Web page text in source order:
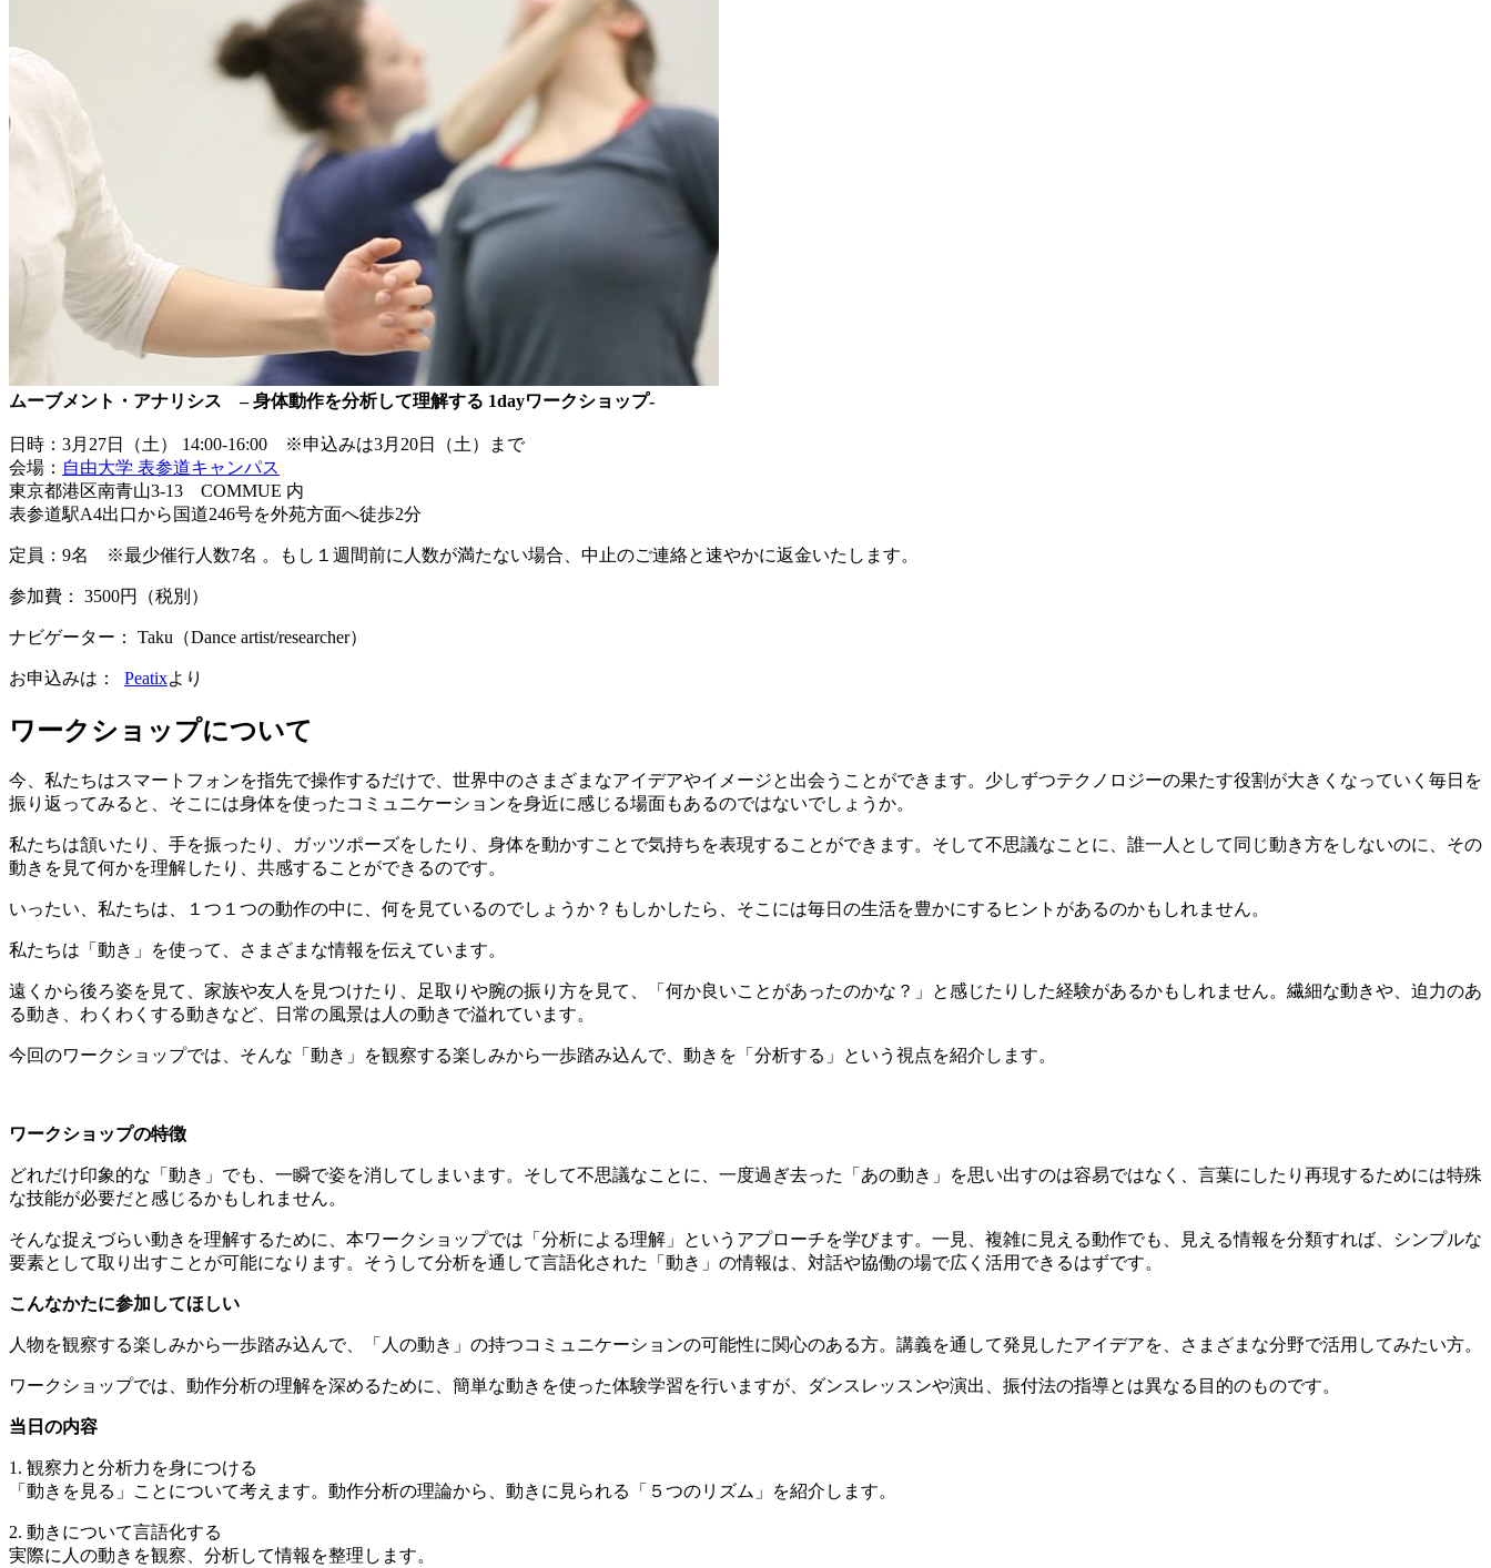
ムーブメント・アナリシス– 身体動作を分析して理解する 1dayワークショップ-
日時：3月27日（土） 14:00-16:00 ※申込みは3月20日（土）まで
会場： 自由大学 表参道キャンパス
東京都港区南青山3-13 COMMUE 内
表参道駅A4出口から国道246号を外苑方面へ徒歩2分
定員：9名 ※最少催行人数7名 。もし１週間前に人数が満たない場合、中止のご連絡と速やかに返金いたします。
参加費： 3500円（税別）
ナビゲーター： Taku（Dance artist/researcher）
お申込みは： Peatixより
ワークショップについて
今、私たちはスマートフォンを指先で操作するだけで、世界中のさまざまなアイデアやイメージと出会うことができます。少しずつテクノロジーの果たす役割が大きくなっていく毎日を
振り返ってみると、そこには身体を使ったコミュニケーションを身近に感じる場面もあるのではないでしょうか。
私たちは頷いたり、手を振ったり、ガッツポーズをしたり、身体を動かすことで気持ちを表現することができます。そして不思議なことに、誰一人として同じ動き方をしないのに、その
動きを見て何かを理解したり、共感することができるのです。
いったい、私たちは、１つ１つの動作の中に、何を見ているのでしょうか？もしかしたら、そこには毎日の生活を豊かにするヒントがあるのかもしれません。
私たちは「動き」を使って、さまざまな情報を伝えています。
遠くから後ろ姿を見て、家族や友人を見つけたり、足取りや腕の振り方を見て、「何か良いことがあったのかな？」と感じたりした経験があるかもしれません。繊細な動きや、迫力のあ
る動き、わくわくする動きなど、日常の風景は人の動きで溢れています。
今回のワークショップでは、そんな「動き」を観察する楽しみから一歩踏み込んで、動きを「分析する」という視点を紹介します。
ワークショップの特徴
どれだけ印象的な「動き」でも、一瞬で姿を消してしまいます。そして不思議なことに、一度過ぎ去った「あの動き」を思い出すのは容易ではなく、言葉にしたり再現するためには特殊
な技能が必要だと感じるかもしれません。
そんな捉えづらい動きを理解するために、本ワークショップでは「分析による理解」というアプローチを学びます。一見、複雑に見える動作でも、見える情報を分類すれば、シンプルな
要素として取り出すことが可能になります。そうして分析を通して言語化された「動き」の情報は、対話や協働の場で広く活用できるはずです。
こんなかたに参加してほしい
人物を観察する楽しみから一歩踏み込んで、「人の動き」の持つコミュニケーションの可能性に関心のある方。講義を通して発見したアイデアを、さまざまな分野で活用してみたい方。
ワークショップでは、動作分析の理解を深めるために、簡単な動きを使った体験学習を行いますが、ダンスレッスンや演出、振付法の指導とは異なる目的のものです。
当日の内容
1. 観察力と分析力を身につける
「動きを見る」ことについて考えます。動作分析の理論から、動きに見られる「５つのリズム」を紹介します。
2. 動きについて言語化する
実際に人の動きを観察、分析して情報を整理します。